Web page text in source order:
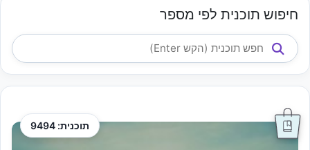
חיפוש תוכנית לפי מספר
תוכנית: 9494